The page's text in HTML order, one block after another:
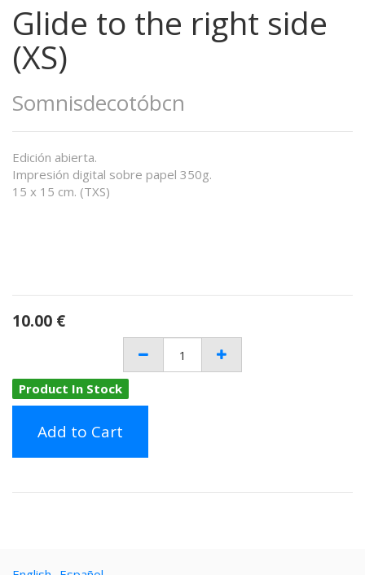
Glide to the right side
(XS)
Somnisdecotóbcn
Edición abierta.
Impresión digital sobre papel 350g.
15 x 15 cm. (TXS)
10.00 €
Product In Stock
Add to Cart